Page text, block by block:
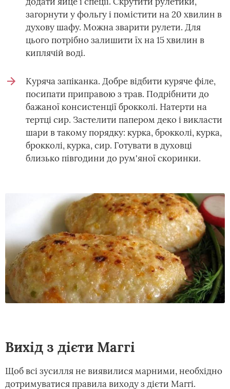
загорнути у фольгу і помістити на 20 хвилин в
духову шафу. Можна зварити рулети. Для
цього потрібно залишити їх на 15 хвилин в
киплячій воді.
Куряча запіканка. Добре відбити куряче філе,
посипати приправою з трав. Подрібнити до
бажаної консистенції брокколі. Натерти на
тертці сир. Застелити папером деко і викласти
шари в такому порядку: курка, брокколі, курка,
брокколі, курка, сир. Готувати в духовці
близько півгодини до рум'яної скоринки.
Вихід з дієти Маггі
Щоб всі зусилля не виявилися марними, необхідно
дотримуватися правила виходу з дієти Маггі.